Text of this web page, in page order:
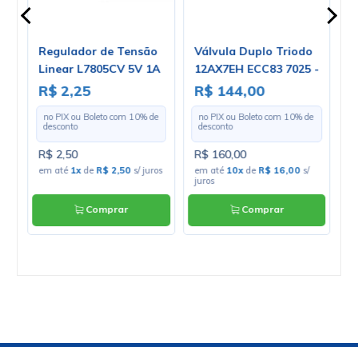
Regulador de Tensão
Linear L7805CV 5V 1A
Positivo TO-220 - Cód.
Loja 03
R$ 2,25
no PIX ou Boleto com 10% de
desconto
R$ 2,50
em até 1xde R$ 2,50 s/ juros
Comprar
Válvula Duplo Triodo
12AX7EH ECC83 7025 -
Electro-Harmonix
R$ 144,00
no PIX ou Boleto com 10% de
desconto
R$ 160,00
em até 10xde R$ 16,00 s/
juros
Comprar